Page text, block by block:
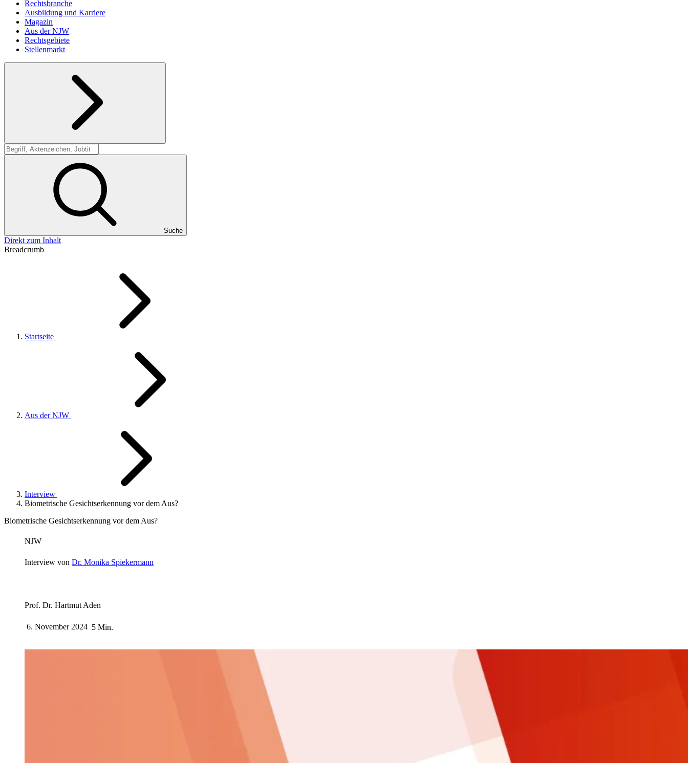
Rechtsbranche
Ausbildung und Karriere
Magazin
Aus der NJW
Rechtsgebiete
Stellenmarkt
Suche
Suche
Direkt zum Inhalt
Breadcrumb
Startseite
Aus der NJW
Interview
Biometrische Gesichtserkennung vor dem Aus?
Biometrische Gesichtserkennung vor dem Aus?
NJW
Interview von Dr. Monika Spiekermann
Prof. Dr. Hartmut Aden
6. November 2024 5 Min.